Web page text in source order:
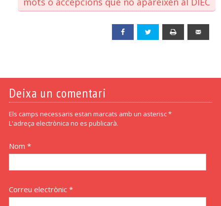
Facebook Twitter
Deixa un comentari
Els camps necessaris estan marcats amb un asterisc *
L'adreça electrònica no es publicarà.
Nom *
Correu electrònic *